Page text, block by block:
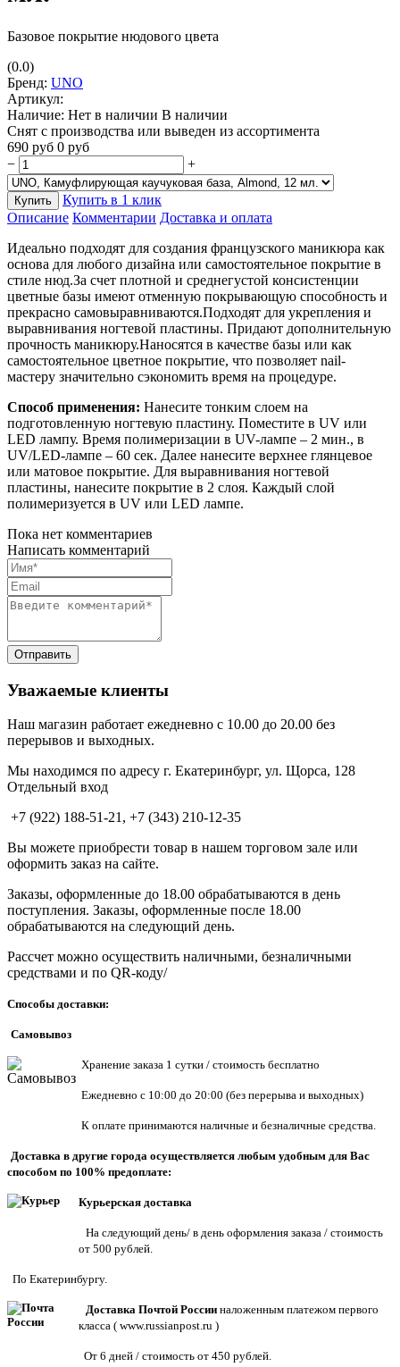
Базовое покрытие нюдового цвета
(0.0)
Бренд: UNO
Артикул:
Наличие: Нет в наличии В наличии
Снят с производства или выведен из ассортимента
690 руб 0 руб
−
+
Купить
Купить в 1 клик
Описание Комментарии Доставка и оплата
Идеально подходят для создания французского маникюра как
основа для любого дизайна или самостоятельное покрытие в
стиле нюд.За счет плотной и среднегустой консистенции
цветные базы имеют отменную покрывающую способность и
прекрасно самовыравниваются.Подходят для укрепления и
выравнивания ногтевой пластины. Придают дополнительную
прочность маникюру.Наносятся в качестве базы или как
самостоятельное цветное покрытие, что позволяет nail-
мастеру значительно сэкономить время на процедуре.
Способ применения: Нанесите тонким слоем на
подготовленную ногтевую пластину. Поместите в UV или
LED лампу. Время полимеризации в UV-лампе – 2 мин., в
UV/LED-лампе – 60 сек. Далее нанесите верхнее глянцевое
или матовое покрытие. Для выравнивания ногтевой
пластины, нанесите покрытие в 2 слоя. Каждый слой
полимеризуется в UV или LED лампе.
Пока нет комментариев
Написать комментарий
Уважаемые клиенты
Наш магазин работает ежедневно с 10.00 до 20.00 без
перерывов и выходных.
Мы находимся по адресу г. Екатеринбург, ул. Щорса, 128
Отдельный вход
+7 (922) 188-51-21, +7 (343) 210-12-35
Вы можете приобрести товар в нашем торговом зале или
оформить заказ на сайте.
Заказы, оформленные до 18.00 обрабатываются в день
поступления. Заказы, оформленные после 18.00
обрабатываются на следующий день.
Рассчет можно осуществить наличными, безналичными
средствами и по QR-коду/
Способы доставки:
Самовывоз
Хранение заказа 1 сутки / стоимость бесплатно
Ежедневно с 10:00 до 20:00 (без перерыва и выходных)
К оплате принимаются наличные и безналичные средства.
Доставка в другие города осуществляется любым удобным для Вас
способом по 100% предоплате:
Курьерская доставка
На следующий день/ в день оформления заказа / стоимость
от 500 рублей.
По Екатеринбургу.
Доставка Почтой России наложенным платежом первого
класса ( www.russianpost.ru )
От 6 дней / стоимость от 450 рублей.